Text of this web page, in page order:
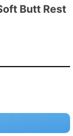
Butt Rest